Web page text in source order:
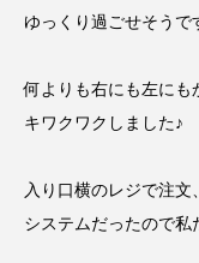
ゆっくり過ごせそうで
何よりも右にも左にも
キワクワクしました♪
入り口横のレジで注
システムだったので私